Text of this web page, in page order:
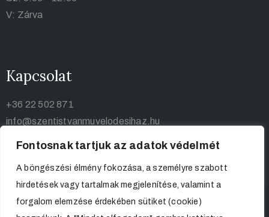
Fontosnak tartjuk az adatok védelmét
A böngészési élmény fokozása, a személyre szabott
hirdetések vagy tartalmak megjelenítése, valamint a
forgalom elemzése érdekében sütiket (cookie)
V: Zárva
Kapcsolat
+36 22 502 871
info@szentistvanmuvelodesihaz.hu